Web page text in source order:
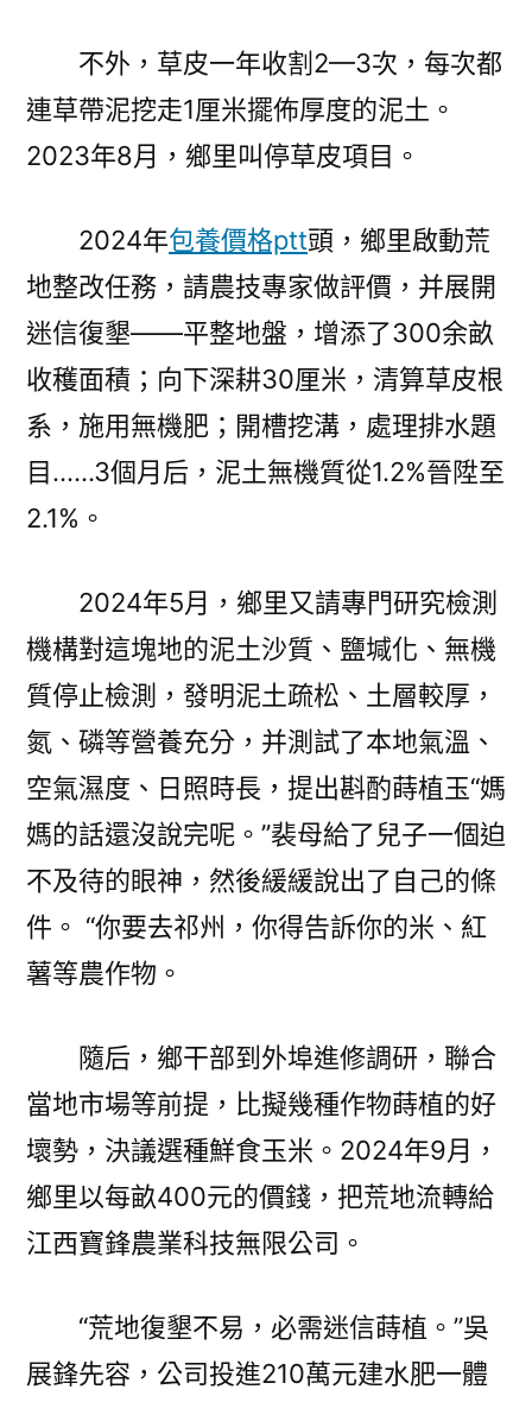
不外，草皮一年收割2—3次，每次都
連草帶泥挖走1厘米擺佈厚度的泥土。
2023年8月，鄉里叫停草皮項目。
2024年包養價格ptt頭，鄉里啟動荒
地整改任務，請農技專家做評價，并展開
迷信復墾——平整地盤，增添了300余畝
收穫面積；向下深耕30厘米，清算草皮根
系，施用無機肥；開槽挖溝，處理排水題
目……3個月后，泥土無機質從1.2%晉陞至
2.1%。
2024年5月，鄉里又請專門研究檢測
機構對這塊地的泥土沙質、鹽堿化、無機
質停止檢測，發明泥土疏松、土層較厚，
氮、磷等營養充分，并測試了本地氣溫、
空氣濕度、日照時長，提出斟酌蒔植玉“媽
媽的話還沒說完呢。”裴母給了兒子一個迫
不及待的眼神，然後緩緩說出了自己的條
件。 “你要去祁州，你得告訴你的米、紅
薯等農作物。
隨后，鄉干部到外埠進修調研，聯合
當地市場等前提，比擬幾種作物蒔植的好
壞勢，決議選種鮮食玉米。2024年9月，
鄉里以每畝400元的價錢，把荒地流轉給
江西寶鋒農業科技無限公司。
“荒地復墾不易，必需迷信蒔植。”吳
展鋒先容，公司投進210萬元建水肥一體